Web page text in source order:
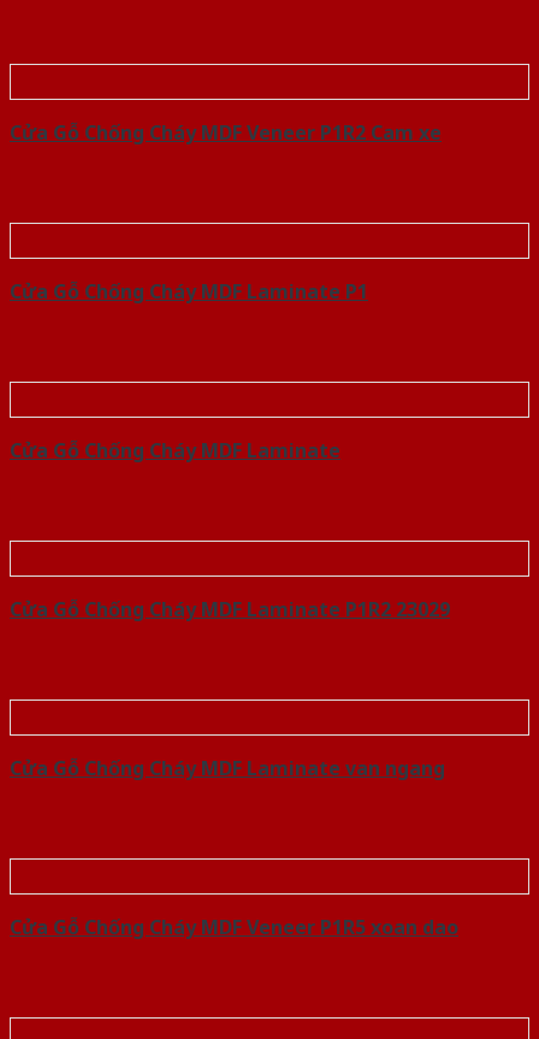
Cửa Gỗ Chống Cháy MDF Veneer P1R2 Cam xe
Cửa Gỗ Chống Cháy MDF Laminate P1
Cửa Gỗ Chống Cháy MDF Laminate
Cửa Gỗ Chống Cháy MDF Laminate P1R2 23029
Cửa Gỗ Chống Cháy MDF Laminate van ngang
Cửa Gỗ Chống Cháy MDF Veneer P1R5 xoan dao